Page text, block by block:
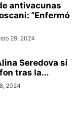
antivacunas
“Enfermó
29, 2024
Seredova si
tras la...
2024